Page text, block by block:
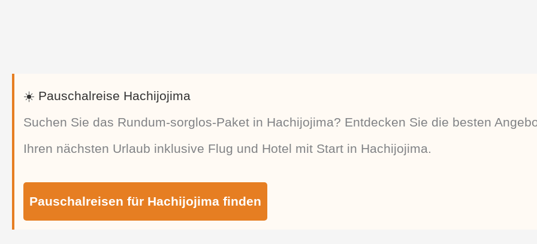
☀️ Pauschalreise Hachijojima
Suchen Sie das Rundum-sorglos-Paket in Hachijojima? Entdecken Sie die besten
Ihren nächsten Urlaub inklusive Flug und Hotel mit Start in Hachijojima.
Pauschalreisen für Hachijojima finden